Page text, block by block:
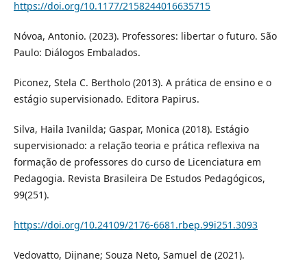
https://doi.org/10.1177/2158244016635715
Nóvoa, Antonio. (2023). Professores: libertar o futuro. São
Paulo: Diálogos Embalados.
Piconez, Stela C. Bertholo (2013). A prática de ensino e o
estágio supervisionado. Editora Papirus.
Silva, Haila Ivanilda; Gaspar, Monica (2018). Estágio
supervisionado: a relação teoria e prática reflexiva na
formação de professores do curso de Licenciatura em
Pedagogia. Revista Brasileira De Estudos Pedagógicos,
99(251).
https://doi.org/10.24109/2176-6681.rbep.99i251.3093
Vedovatto, Dijnane; Souza Neto, Samuel de (2021).